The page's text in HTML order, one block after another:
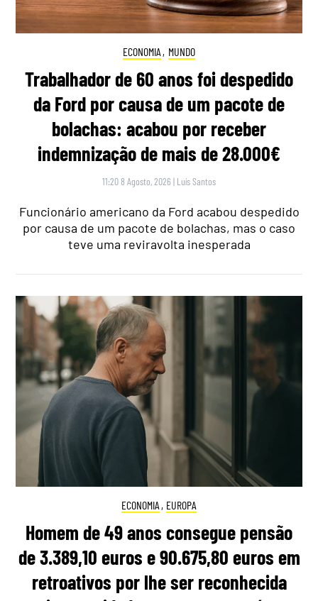
ECONOMIA , MUNDO
Trabalhador de 60 anos foi despedido
da Ford por causa de um pacote de
bolachas: acabou por receber
indemnização de mais de 28.000€
11:20 8 Agosto, 2026 | Luís Santos
Funcionário americano da Ford acabou despedido
por causa de um pacote de bolachas, mas o caso
teve uma reviravolta inesperada
ECONOMIA , EUROPA
Homem de 49 anos consegue pensão
de 3.389,10 euros e 90.675,80 euros em
retroativos por lhe ser reconhecida